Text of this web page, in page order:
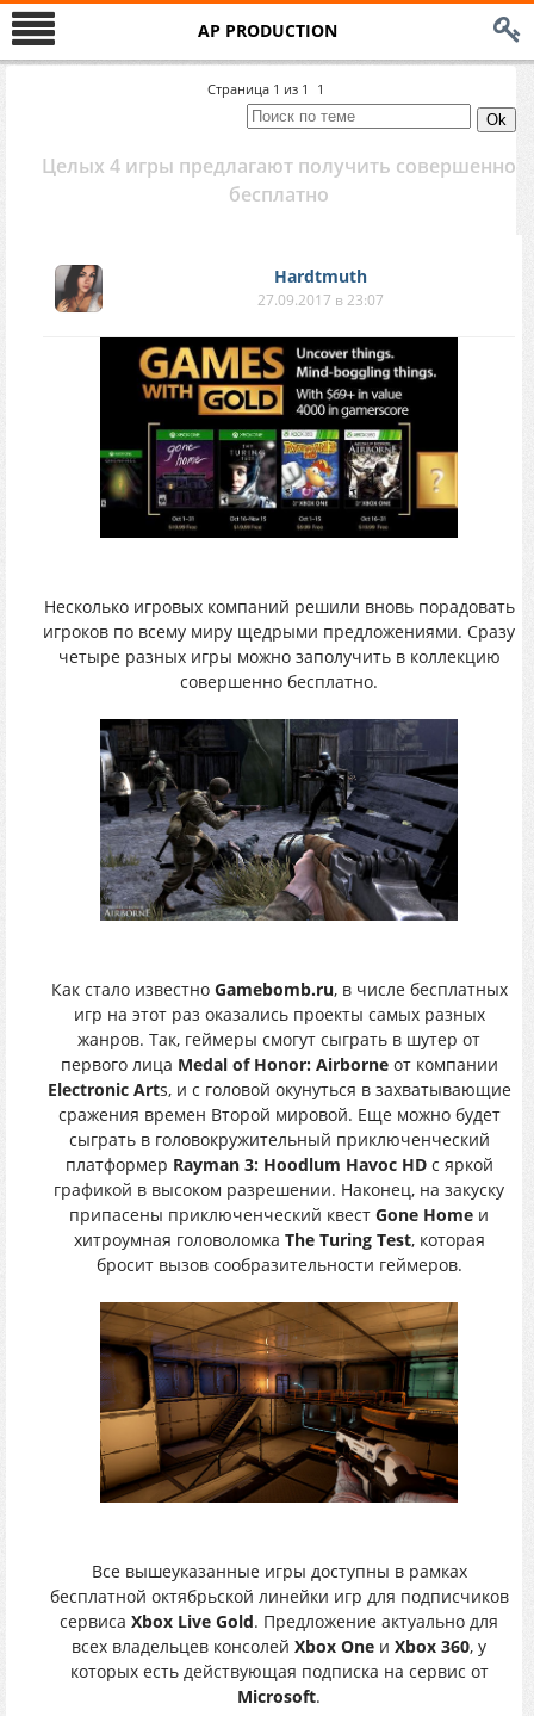
AP PRODUCTION
Страница 1 из 1 1
Целых 4 игры предлагают получить совершенно
бесплатно
Hardtmuth
27.09.2017 в 23:07
Несколько игровых компаний решили вновь порадовать
игроков по всему миру щедрыми предложениями. Сразу
четыре разных игры можно заполучить в коллекцию
совершенно бесплатно.
Как стало известно Gamebomb.ru, в числе бесплатных
игр на этот раз оказались проекты самых разных
жанров. Так, геймеры смогут сыграть в шутер от
первого лица Medal of Honor: Airborneот компании
Electronic Arts, и с головой окунуться в захватывающие
сражения времен Второй мировой. Еще можно будет
сыграть в головокружительный приключенческий
платформер Rayman 3: Hoodlum Havoc HDс яркой
графикой в высоком разрешении. Наконец, на закуску
припасены приключенческий квест Gone Home и
хитроумная головоломка The Turing Test, которая
бросит вызов сообразительности геймеров.
Все вышеуказанные игры доступны в рамках
бесплатной октябрьской линейки игр для подписчиков
сервиса Xbox Live Gold. Предложение актуально для
всех владельцев консолей Xbox One и Xbox 360, у
которых есть действующая подписка на сервис от
Microsoft.